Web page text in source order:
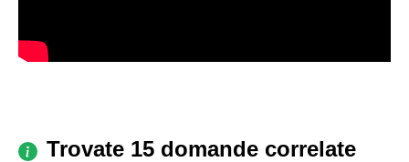
Trovate 15 domande correlate